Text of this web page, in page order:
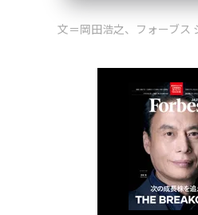
文＝岡田浩之、フォーブス